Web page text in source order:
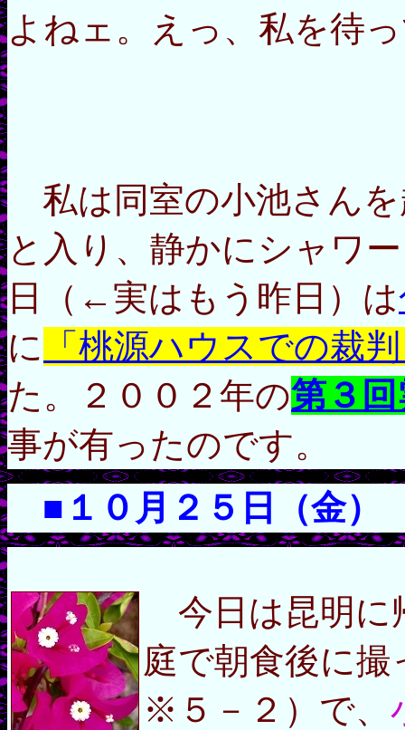
よねェ。えっ、私を待
私は同室の小池さん
と入り、静かにシャワ
日（←実はもう昨日）は
に 「桃源ハウスでの裁
た。２００２年の第３
事が有ったのです。
■１０月２５日（金
今日は昆明に
庭で朝食後に撮
※５－２）で、